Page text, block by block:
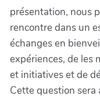
présentation, nous
rencontre dans un
échanges en
expériences, de les
et initiatives et de
Cette question sera